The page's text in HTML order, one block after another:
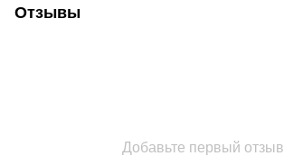
Отзывы
Добавьте первый отзыв